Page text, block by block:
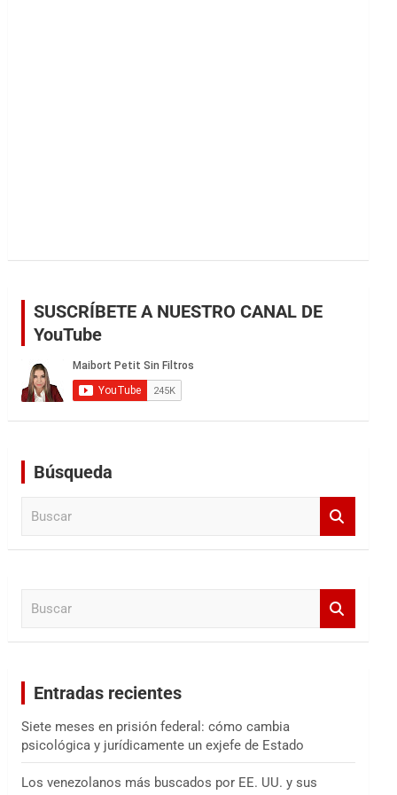
SUSCRÍBETE A NUESTRO CANAL DE
YouTube
Búsqueda
Entradas recientes
Siete meses en prisión federal: cómo cambia
psicológica y jurídicamente un exjefe de Estado
Los venezolanos más buscados por EE. UU. y sus